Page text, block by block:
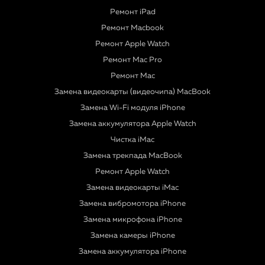
Ремонт iPad
Ремонт Macbook
Ремонт Apple Watch
Ремонт Mac Pro
Ремонт Mac
Замена видеокарты (видеочипа) MacBook
Замена Wi-Fi модуля iPhone
Замена аккумулятора Apple Watch
Чистка iMac
Замена трекпада MacBook
Ремонт Apple Watch
Замена видеокарты iMac
Замена вибромотора iPhone
Замена микрофона iPhone
Замена камеры iPhone
Замена аккумулятора iPhone